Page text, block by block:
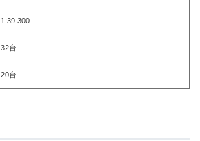
1:39.300
32台
20台